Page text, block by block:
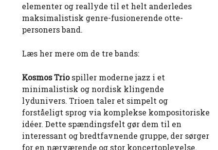
elementer og reallyde til et helt anderledes
maksimalistisk genre-fusionerende otte-
personers band.
Læs her mere om de tre bands:
Kosmos Triospiller moderne jazz i et
minimalistisk og nordisk klingende
lydunivers. Trioen taler et simpelt og
forståeligt sprog via komplekse kompositoriske
idéer. Dette spændingsfelt gør dem til en
interessant og bredtfavnende gruppe, der sørger
for en nærværende og stor koncertoplevelse.